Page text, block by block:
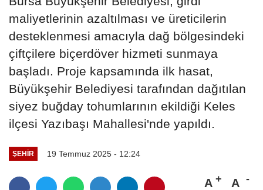
maliyetlerinin azaltılması ve üreticilerin
desteklenmesi amacıyla dağ bölgesindeki
çiftçilere biçerdöver hizmeti sunmaya
başladı. Proje kapsamında ilk hasat,
Büyükşehir Belediyesi tarafından dağıtılan
siyez buğday tohumlarının ekildiği Keles
ilçesi Yazıbaşı Mahallesi'nde yapıldı.
ŞEHIR 19 Temmuz 2025 - 12:24
A A